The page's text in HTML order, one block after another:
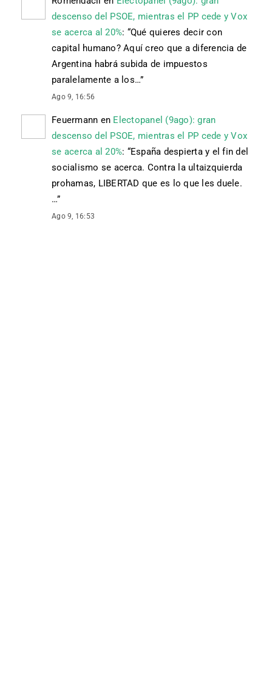
descenso del PSOE, mientras el PP cede y Vox
se acerca al 20%: “Qué quieres decir con
capital humano? Aquí creo que a diferencia de
Argentina habrá subida de impuestos
paralelamente a los…”
Ago 9, 16:56
Feuermann en Electopanel (9ago): gran
descenso del PSOE, mientras el PP cede y Vox
se acerca al 20%: “España despierta y el fin del
socialismo se acerca. Contra la ultaizquierda
prohamas, LIBERTAD que es lo que les duele.
…”
Ago 9, 16:53